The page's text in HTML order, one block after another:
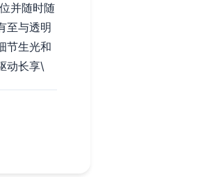
并随时随
至与透明
节生光和
动长享\